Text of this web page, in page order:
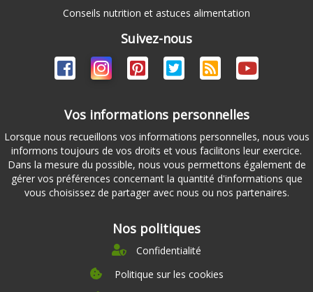
Conseils nutrition et astuces alimentation
Suivez-nous
Vos informations personnelles
Lorsque nous recueillons vos informations personnelles, nous vous
informons toujours de vos droits et vous facilitons leur exercice.
Dans la mesure du possible, nous vous permettons également de
gérer vos préférences concernant la quantité d'informations que
vous choisissez de partager avec nous ou nos partenaires.
Nos politiques
Confidentialité
Politique sur les cookies